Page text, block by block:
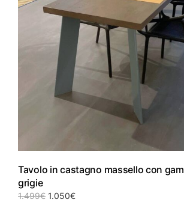
Tavolo in castagno massello con
grigie
1.499€ Il
1.050€Il